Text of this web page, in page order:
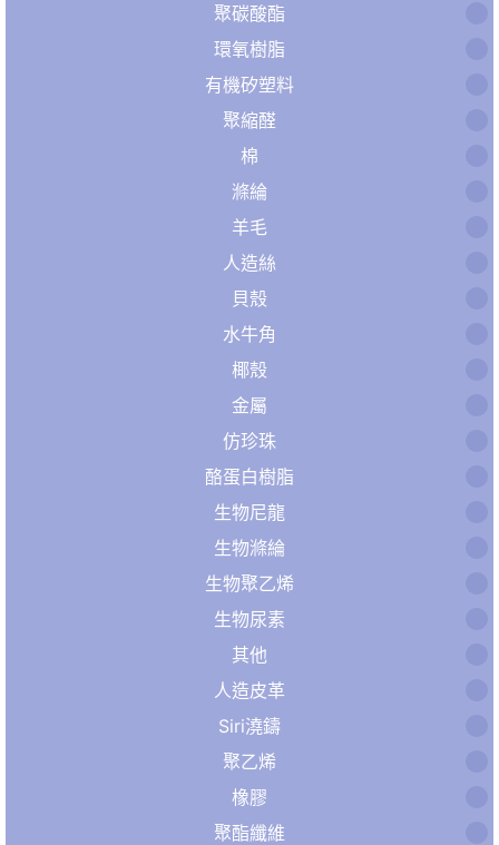
聚碳酸酯
環氧樹脂
有機矽塑料
聚縮醛
棉
滌綸
羊毛
人造絲
貝殼
水牛角
椰殼
金屬
仿珍珠
酪蛋白樹脂
生物尼龍
生物滌綸
生物聚乙烯
生物尿素
其他
人造皮革
Siri澆鑄
聚乙烯
橡膠
聚酯纖維